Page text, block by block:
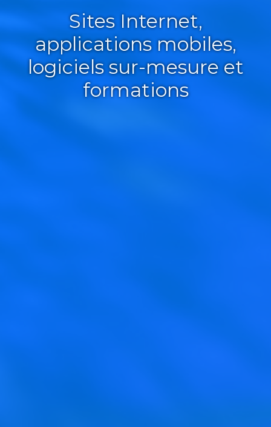
Sites Internet,
applications mobiles,
logiciels sur-mesure et
formations